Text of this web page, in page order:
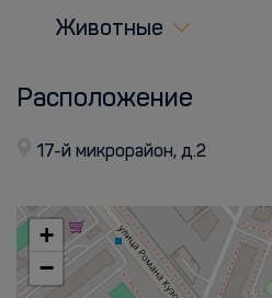
Животные
Расположение
17-й микрорайон, д.2
+
−